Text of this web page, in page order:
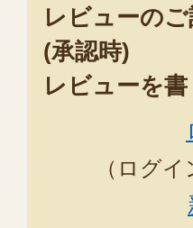
レビューのご
(承認時)
レビューを
（ログ